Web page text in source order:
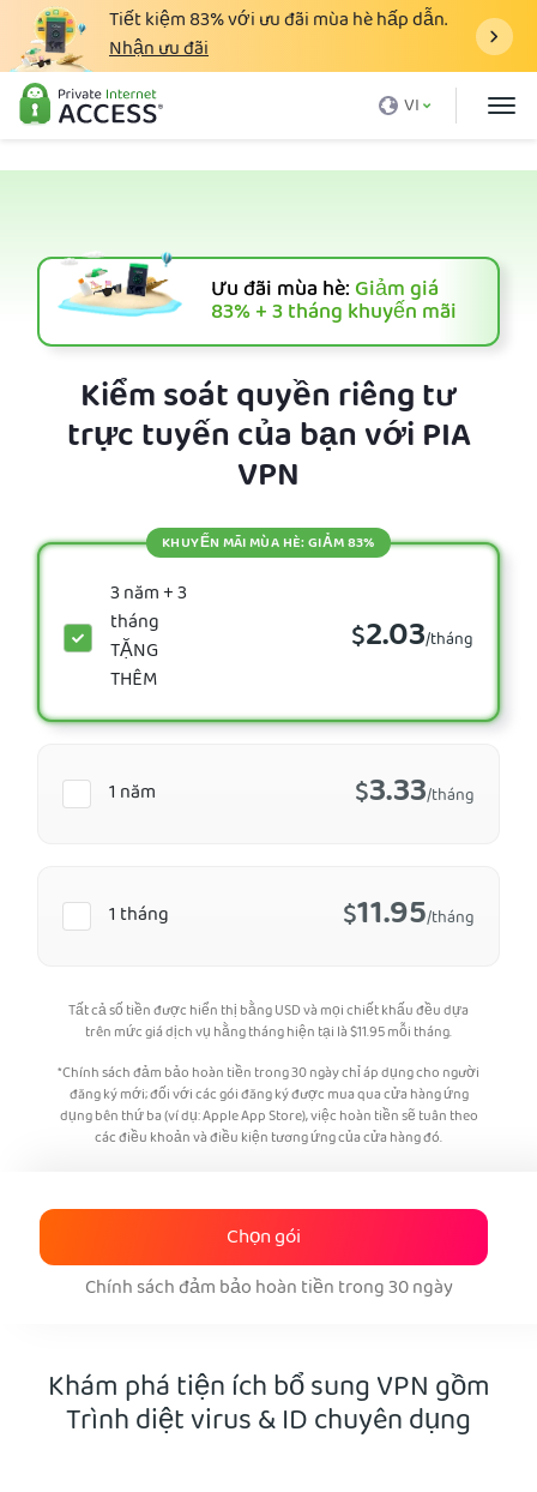
Tiết kiệm83%với ưu đãi mùa hè hấp dẫn.
Nhận ưu đãi
VI
VPN là gì
Tải VPN
Máy Chủ VPN
Hỗ trợ
Ưu đãi mùa hè:Giảm giá
83%+ 3 tháng khuyến mãi
Kiểm soát quyền riêng tư
trực tuyến của bạn với PIA
VPN
1 tháng $11.95/tháng
3 năm + 3
tháng
TẶNG
THÊM
$2.03/tháng
KHUYẾN MÃI MÙA HÈ: GIẢM 83%
1 năm $3.33/tháng
Tất cả số tiền được hiển thị bằng USD và mọi chiết khấu đều dựa
trên mức giá dịch vụ hằng tháng hiện tại là$11.95mỗi tháng.
*Chính sách đảm bảo hoàn tiền trong 30 ngày chỉ áp dụng cho người
đăng ký mới; đối với các gói đăng ký được mua qua cửa hàng ứng
dụng bên thứ ba (ví dụ: Apple App Store), việc hoàn tiền sẽ tuân theo
các điều khoản và điều kiện tương ứng của cửa hàng đó.
Chọn gói
Chính sách đảm bảo hoàn tiền trong 30 ngày
Khám phá tiện ích bổ sung VPN gồm
Trình diệt virus & ID chuyên dụng